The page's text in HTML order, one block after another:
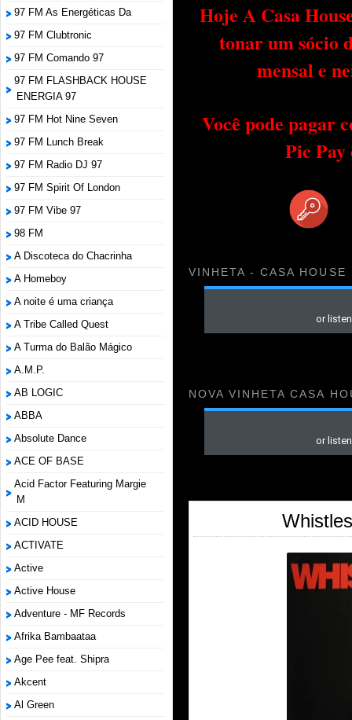
97 FM As Energéticas Da
97 FM Clubtronic
97 FM Comando 97
97 FM FLASHBACK HOUSE
ENERGIA 97
97 FM Hot Nine Seven
97 FM Lunch Break
97 FM Radio DJ 97
97 FM Spirit Of London
97 FM Vibe 97
98 FM
A Discoteca do Chacrinha
A Homeboy
A noite é uma criança
A Tribe Called Quest
A Turma do Balão Mágico
A.M.P.
AB LOGIC
ABBA
Absolute Dance
ACE OF BASE
Acid Factor Featuring Margie
M
ACID HOUSE
ACTIVATE
Active
Active House
Adventure - MF Records
Afrika Bambaataa
Age Pee feat. Shipra
Akcent
Al Green
Hoje A Casa
tonar um sócio
mensal e
Você pode pagar
Pic
VINHETA - CASA HOUSE
NOVA VINHETA CASA